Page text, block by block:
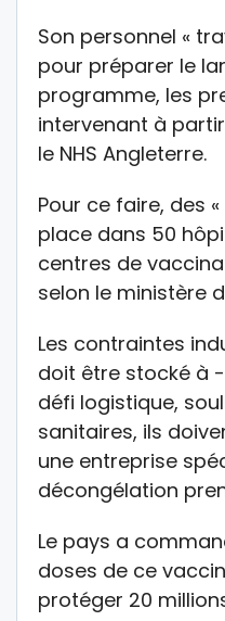
Son personnel «
pour préparer le
programme, les
intervenant à
le NHS Angleterre.
Pour ce faire, des
place dans 50
centres de
selon le ministère
Les contraintes
doit être stocké à
défi logistique,
sanitaires, ils
une entreprise
décongélation
Le pays a
doses de ce
protéger 20